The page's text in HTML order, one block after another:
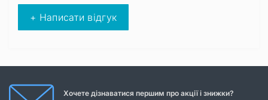
+ Написати відгук
Хочете дізнаватися першим про акції і знижки?